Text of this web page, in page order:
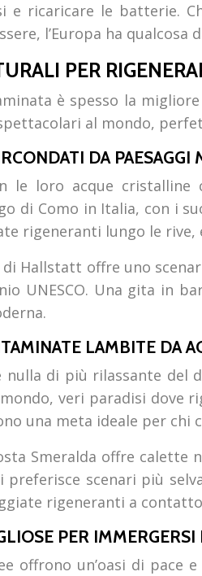
e ricaricare le batterie.
l’Europa ha
PER
è spesso la
al mondo,
DA PAESAGGI
le loro acque cristalline
di Como in Italia, con i
rigeneranti lungo le
di Hallstatt offre uno
UNESCO. Una gita in
LAMBITE DA
nulla di più rilassante del
veri paradisi dove
una meta ideale per chi
Smeralda offre
preferisce scenari più
rigeneranti a
PER
offrono un’oasi di